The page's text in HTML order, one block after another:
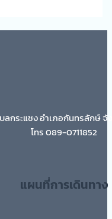
ลกระแชง อำเภอกันทรลักษ์
โทร 089-0711852
แผนที่การเดินทาง